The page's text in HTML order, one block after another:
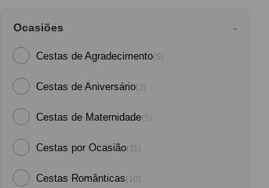
Ocasiões
Cestas de Agradecimento(5)
Cestas de Aniversário(2)
Cestas de Maternidade(5)
Cestas por Ocasião(11)
Cestas Românticas(10)